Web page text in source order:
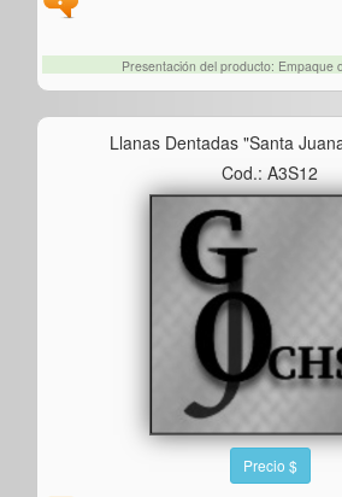
Presentación del producto: Empaque
Llanas Dentadas "santa
Cod.: A3S12
Precio $